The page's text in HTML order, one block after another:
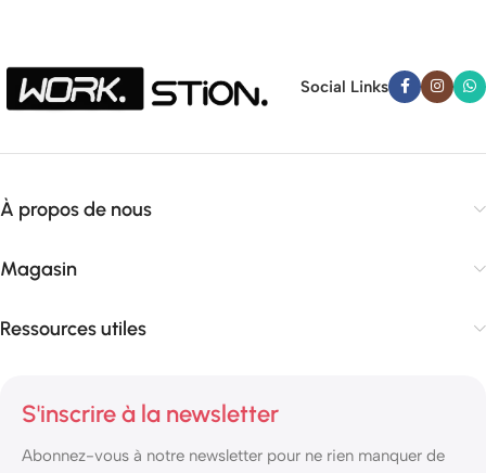
Social Links
À propos de nous
Magasin
Ressources utiles
S'inscrire à la newsletter
Abonnez-vous à notre newsletter pour ne rien manquer de